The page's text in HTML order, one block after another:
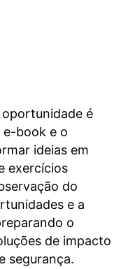
é
e-book e o
ideias em
exercícios
do
e a
o
de impacto
segurança.